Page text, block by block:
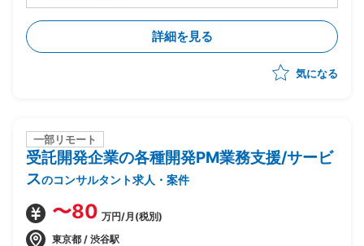
・情シス部門IT関連施策の企画
・ガバナンス管理
・ソフトウエアライセンス課題管理
・ガイドライン作成
詳細を見る
気になる
一部リモート
受託開発企業の各種開発PM業務支援/サービ
スのコンサルタント求人・案件
〜80 万円/月(税別)
東京都 / 渋谷駅